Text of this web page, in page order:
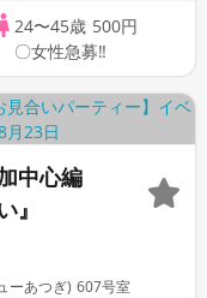
24〜45歳 500円
〇女性急募‼
中心編
』
ーあつぎ) 607号室